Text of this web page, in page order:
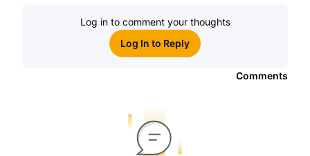
Log in to comment your thoughts
Log In to Reply
Comments